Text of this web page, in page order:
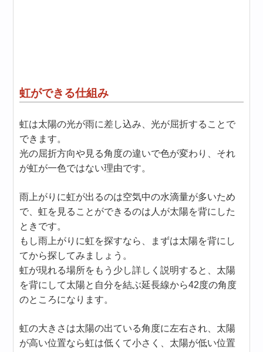
虹ができる仕組み
虹は太陽の光が雨に差し込み、光が屈折することで
できます。
光の屈折方向や見る角度の違いで色が変わり、それ
が虹が一色ではない理由です。
雨上がりに虹が出るのは空気中の水滴量が多いため
で、虹を見ることができるのは人が太陽を背にした
ときです。
もし雨上がりに虹を探すなら、まずは太陽を背にし
てから探してみましょう。
虹が現れる場所をもう少し詳しく説明すると、太陽
を背にして太陽と自分を結ぶ延長線から42度の角度
のところになります。
虹の大きさは太陽の出ている角度に左右され、太陽
が高い位置なら虹は低くて小さく、太陽が低い位置